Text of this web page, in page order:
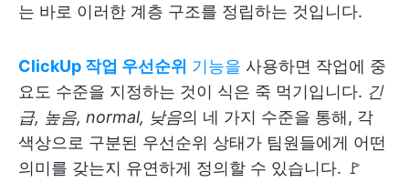
는 바로 이러한 계층 구조를 정립하는 것입니다.
ClickUp 작업 우선순위 기능을 사용하면 작업에 중
요도 수준을 지정하는 것이 식은 죽 먹기입니다. 긴
급, 높음, normal, 낮음의 네 가지 수준을 통해, 각
색상으로 구분된 우선순위 상태가 팀원들에게 어떤
의미를 갖는지 유연하게 정의할 수 있습니다. 🚩